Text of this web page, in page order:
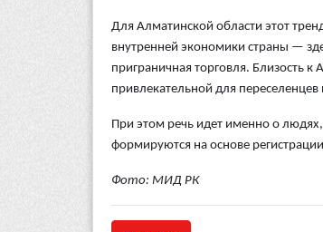
Для Алматинской области этот
внутренней экономики страны —
приграничная торговля. Близость
привлекательной для
При этом речь идет именно о
формируются на основе
Фото: МИД РК